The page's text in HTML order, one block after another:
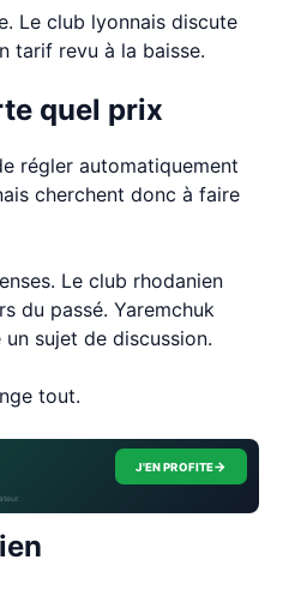
Le club lyonnais discute
tarif revu à la baisse.
quel prix
régler automatiquement
cherchent donc à faire
Le club rhodanien
du passé. Yaremchuk
sujet de discussion.
tout.
J'EN PROFITE→